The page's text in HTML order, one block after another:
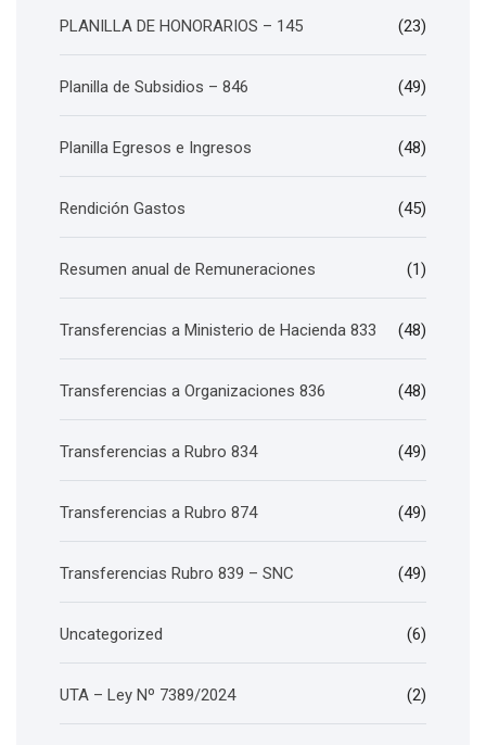
PLANILLA DE HONORARIOS – 145 (23)
Planilla de Subsidios – 846 (49)
Planilla Egresos e Ingresos (48)
Rendición Gastos (45)
Resumen anual de Remuneraciones (1)
Transferencias a Ministerio de Hacienda 833 (48)
Transferencias a Organizaciones 836 (48)
Transferencias a Rubro 834 (49)
Transferencias a Rubro 874 (49)
Transferencias Rubro 839 – SNC (49)
Uncategorized (6)
UTA – Ley Nº 7389/2024 (2)